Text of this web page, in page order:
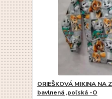
ORIEŠKOVÁ MIKINA NA
bavlnená ,poľská -O